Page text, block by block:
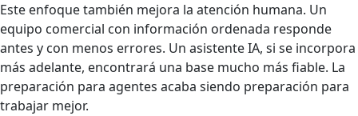
Este enfoque también mejora la atención humana. Un
equipo comercial con información ordenada responde
antes y con menos errores. Un asistente IA, si se incorpora
más adelante, encontrará una base mucho más fiable. La
preparación para agentes acaba siendo preparación para
trabajar mejor.